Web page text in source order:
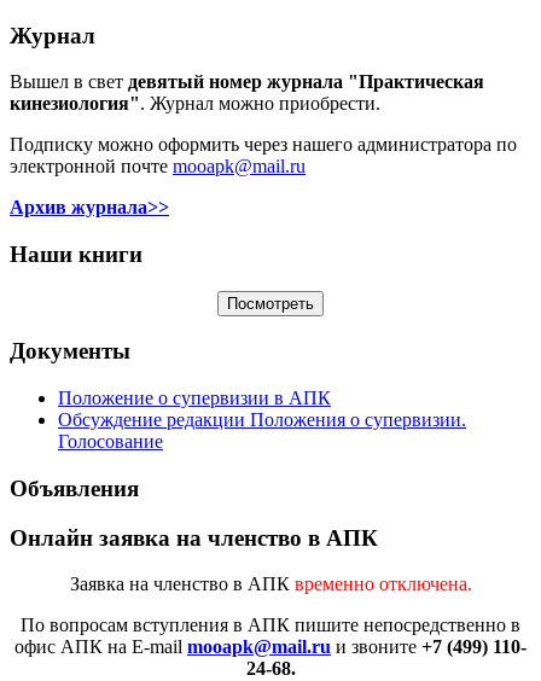
Журнал
Вышел в свет девятый номер журнала "Практическая
кинезиология". Журнал можно приобрести.
Подписку можно оформить через нашего администратора по
электронной почте mooapk@mail.ru
Архив журнала>>
Наши книги
Документы
Положение о супервизии в АПК
Обсуждение редакции Положения о супервизии.
Голосование
Объявления
Онлайн заявка на членство в АПК
Заявка на членство в АПК временно отключена.
По вопросам вступления в АПК пишите непосредственно в
офис АПК на E-mail mooapk@mail.ru и звоните +7 (499) 110-
24-68.